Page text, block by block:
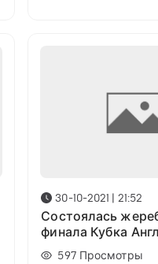
30-10-2021 | 21:52
Состоялась
финала Кубка
лиги
597 Просмотры